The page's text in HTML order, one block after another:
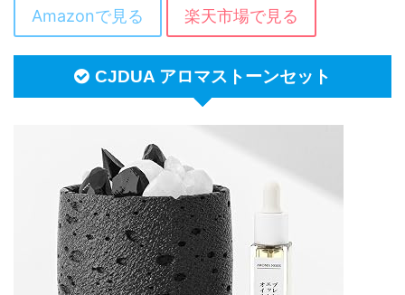
Amazonで見る 楽天市場で見る
CJDUA アロマストーンセット